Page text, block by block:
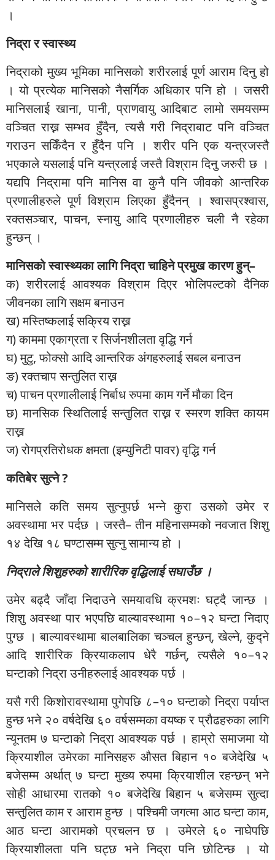
।
निद्रा र स्वास्थ्य
निद्राको मुख्य भूमिका मानिसको शरीरलाई पूर्ण आराम दिनु हो
। यो प्रत्येक मानिसको नैसर्गिक अधिकार पनि हो । जसरी
मानिसलाई खाना, पानी, प्राणवायु आदिबाट लामो समयसम्म
वञ्चित राख्न सम्भव हुँदैन, त्यसै गरी निद्राबाट पनि वञ्चित
गराउन सकिँदैन र हुँदैन पनि । शरीर पनि एक यन्त्रजस्तै
भएकाले यसलाई पनि यन्त्रलाई जस्तै विश्राम दिनु जरुरी छ ।
यद्यपि निद्रामा पनि मानिस वा कुनै पनि जीवको आन्तरिक
प्रणालीहरुले पूर्ण विश्राम लिएका हुँदैनन् । श्वासप्रश्वास,
रक्तसञ्चार, पाचन, स्नायु आदि प्रणालीहरु चली नै रहेका
हुन्छन् ।
मानिसको स्वास्थ्यका लागि निद्रा चाहिने प्रमुख कारण हुन्–
क) शरीरलाई आवश्यक विश्राम दिएर भोलिपल्टको दैनिक
जीवनका लागि सक्षम बनाउन
ख) मस्तिष्कलाई सक्रिय राख्न
ग) काममा एकाग्रता र सिर्जनशीलता वृद्धि गर्न
घ) मुटु, फोक्सो आदि आन्तरिक अंगहरुलाई सबल बनाउन
ङ) रक्तचाप सन्तुलित राख्न
च) पाचन प्रणालीलाई निर्बाध रुपमा काम गर्ने मौका दिन
छ) मानसिक स्थितिलाई सन्तुलित राख्न र स्मरण शक्ति कायम
राख्न
ज) रोगप्रतिरोधक क्षमता (इम्युनिटी पावर) वृद्धि गर्न
कतिबेर सुत्ने ?
मानिसले कति समय सुत्नुपर्छ भन्ने कुरा उसको उमेर र
अवस्थामा भर पर्दछ । जस्तै– तीन महिनासम्मको नवजात शिशु
१४ देखि १८ घण्टासम्म सुत्नु सामान्य हो ।
निद्राले शिशुहरुको शारीरिक वृद्धिलाई सघाउँछ ।
उमेर बढ्दै जाँदा निदाउने समयावधि क्रमशः घट्दै जान्छ ।
शिशु अवस्था पार भएपछि बाल्यावस्थामा १०–१२ घन्टा निदाए
पुग्छ । बाल्यावस्थामा बालबालिका चञ्चल हुन्छन्, खेल्ने, कुद्ने
आदि शारीरिक क्रियाकलाप धेरै गर्छन्, त्यसैले १०–१२
घन्टाको निद्रा उनीहरुलाई आवश्यक पर्छ ।
यसै गरी किशोरावस्थामा पुगेपछि ८–१० घन्टाको निद्रा पर्याप्त
हुन्छ भने २० वर्षदेखि ६० वर्षसम्मका वयष्क र प्रौढहरुका लागि
न्यूनतम ७ घन्टाको निद्रा आवश्यक पर्छ । हाम्रो समाजमा यो
क्रियाशील उमेरका मानिसहरु औसत बिहान १० बजेदेखि ५
बजेसम्म अर्थात् ७ घन्टा मुख्य रुपमा क्रियाशील रहन्छन् भने
सोही आधारमा रातको १० बजेदेखि बिहान ५ बजेसम्म सुत्दा
सन्तुलित काम र आराम हुन्छ । पश्चिमी जगत्मा आठ घन्टा काम,
आठ घन्टा आरामको प्रचलन छ । उमेरले ६० नाघेपछि
क्रियाशीलता पनि घट्छ भने निद्रा पनि छोटिन्छ । यो